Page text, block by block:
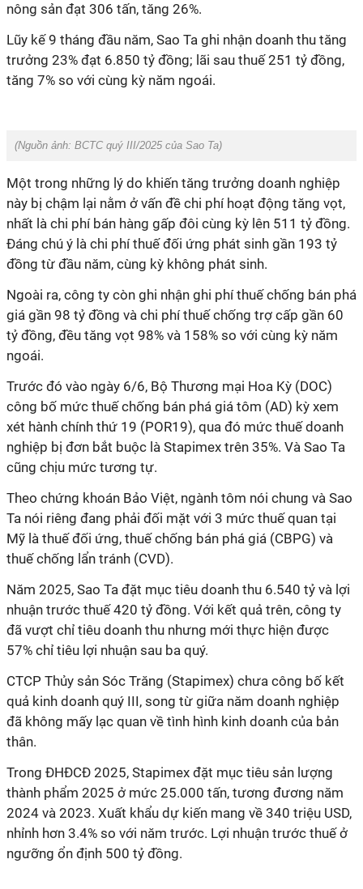
nông sản đạt 306 tấn, tăng 26%.
Lũy kế 9 tháng đầu năm, Sao Ta ghi nhận doanh thu tăng
trưởng 23% đạt 6.850 tỷ đồng; lãi sau thuế 251 tỷ đồng,
tăng 7% so với cùng kỳ năm ngoái.
(Nguồn ảnh: BCTC quý III/2025 của Sao Ta)
Một trong những lý do khiến tăng trưởng doanh nghiệp
này bị chậm lại nằm ở vấn đề chi phí hoạt động tăng vọt,
nhất là chi phí bán hàng gấp đôi cùng kỳ lên 511 tỷ đồng.
Đáng chú ý là chi phí thuế đối ứng phát sinh gần 193 tỷ
đồng từ đầu năm, cùng kỳ không phát sinh.
Ngoài ra, công ty còn ghi nhận ghi phí thuế chống bán phá
giá gần 98 tỷ đồng và chi phí thuế chống trợ cấp gần 60
tỷ đồng, đều tăng vọt 98% và 158% so với cùng kỳ năm
ngoái.
Trước đó vào ngày 6/6, Bộ Thương mại Hoa Kỳ (DOC)
công bố mức thuế chống bán phá giá tôm (AD) kỳ xem
xét hành chính thứ 19 (POR19), qua đó mức thuế doanh
nghiệp bị đơn bắt buộc là Stapimex trên 35%. Và Sao Ta
cũng chịu mức tương tự.
Theo chứng khoán Bảo Việt, ngành tôm nói chung và Sao
Ta nói riêng đang phải đối mặt với 3 mức thuế quan tại
Mỹ là thuế đối ứng, thuế chống bán phá giá (CBPG) và
thuế chống lẩn tránh (CVD).
Năm 2025, Sao Ta đặt mục tiêu doanh thu 6.540 tỷ và lợi
nhuận trước thuế 420 tỷ đồng. Với kết quả trên, công ty
đã vượt chỉ tiêu doanh thu nhưng mới thực hiện được
57% chỉ tiêu lợi nhuận sau ba quý.
CTCP Thủy sản Sóc Trăng (Stapimex) chưa công bố kết
quả kinh doanh quý III, song từ giữa năm doanh nghiệp
đã không mấy lạc quan về tình hình kinh doanh của bản
thân.
Trong ĐHĐCĐ 2025, Stapimex đặt mục tiêu sản lượng
thành phẩm 2025 ở mức 25.000 tấn, tương đương năm
2024 và 2023. Xuất khẩu dự kiến mang về 340 triệu USD,
nhỉnh hơn 3.4% so với năm trước. Lợi nhuận trước thuế ở
ngưỡng ổn định 500 tỷ đồng.